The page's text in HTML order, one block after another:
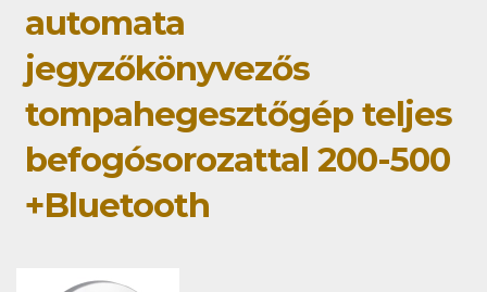
automata
jegyzőkönyvezős
tompahegesztőgép teljes
befogósorozattal 200-500
+Bluetooth